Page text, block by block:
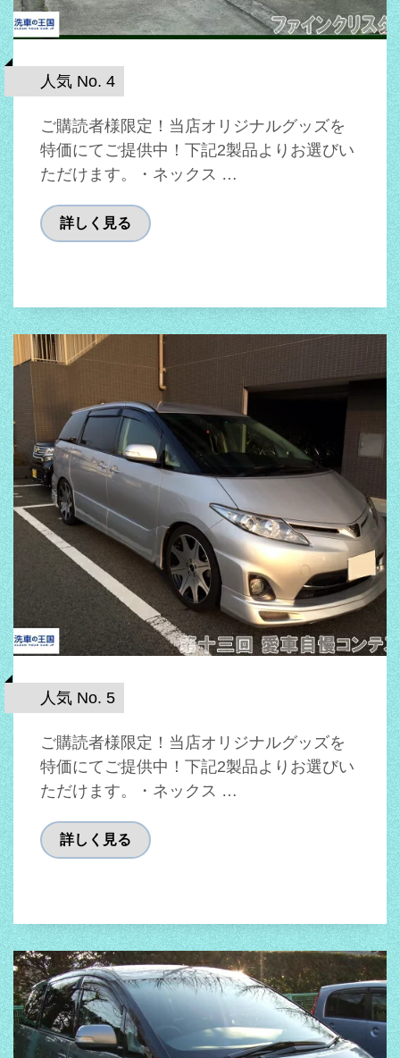
人気 No. 4
ご購読者様限定！当店オリジナルグッズを
特価にてご提供中！下記2製品よりお選びい
ただけます。・ネックス …
詳しく見る
人気 No. 5
ご購読者様限定！当店オリジナルグッズを
特価にてご提供中！下記2製品よりお選びい
ただけます。・ネックス …
詳しく見る